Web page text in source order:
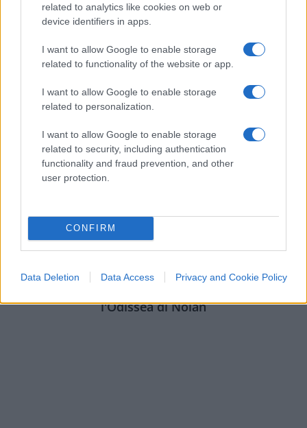
related to analytics like cookies on web or
device identifiers in apps.
I want to allow Google to enable storage
related to functionality of the website or app.
I want to allow Google to enable storage
related to personalization.
I want to allow Google to enable storage
related to security, including authentication
functionality and fraud prevention, and other
user protection.
CONFIRM
Data Deletion Data Access Privacy and Cookie Policy
IL PIÙ LETTO DEL MESE
CULTURA 3.8k
l'Odissea di Nolan